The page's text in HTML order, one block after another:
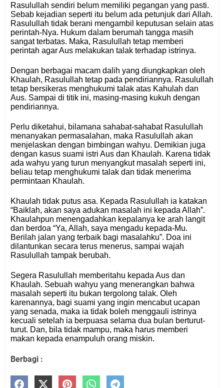
Rasulullah sendiri belum memiliki pegangan yang pasti.
Sebab kejadian seperti itu belum ada petunjuk dari Allah.
Rasulullah tidak berani mengambil keputusan selain atas
perintah-Nya. Hukum dalam berumah tangga masih
sangat terbatas. Maka, Rasulullah tetap memberi
perintah agar Aus melakukan talak terhadap istrinya.
Dengan berbagai macam dalih yang diungkapkan oleh
Khaulah, Rasulullah tetap pada pendiriannya. Rasulullah
tetap bersikeras menghukumi talak atas Kahulah dan
Aus. Sampai di titik ini, masing-masing kukuh dengan
pendiriannya.
Perlu diketahui, bilamana sahabat-sahabat Rasulullah
menanyakan permasalahan, maka Rasulullah akan
menjelaskan dengan bimbingan wahyu. Demikian juga
dengan kasus suami istri Aus dan Khaulah. Karena tidak
ada wahyu yang turun menyangkut masalah seperti ini,
beliau tetap menghukumi talak dan tidak menerima
permintaan Khaulah.
Khaulah tidak putus asa. Kepada Rasulullah ia katakan
“Baiklah, akan saya adukan masalah ini kepada Allah”.
Khaulahpun menengadahkan kepalanya ke arah langit
dan berdoa “Ya, Allah, saya mengadu kepada-Mu.
Berilah jalan yang terbaik bagi masalahku”. Doa ini
dilantunkan secara terus menerus, sampai wajah
Rasulullah tampak berubah.
Segera Rasulullah memberitahu kepada Aus dan
Khaulah. Sebuah wahyu yang menerangkan bahwa
masalah seperti itu bukan tergolong talak. Oleh
karenannya, bagi suami yang ingin mencabut ucapan
yang senada, maka ia tidak boleh menggauli istrinya
kecuali setelah ia berpuasa selama dua bulan berturut-
turut. Dan, bila tidak mampu, maka harus memberi
makan kepada enampuluh orang miskin.
Berbagi :